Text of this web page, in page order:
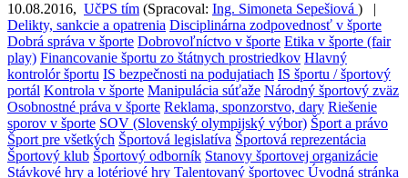
10.08.2016, UčPS tím (Spracoval: Ing. Simoneta Sepešiová ) |
Delikty, sankcie a opatrenia Disciplinárna zodpovednosť v športe
Dobrá správa v športe Dobrovoľníctvo v športe Etika v športe (fair
play) Financovanie športu zo štátnych prostriedkov Hlavný
kontrolór športu IS bezpečnosti na podujatiach IS športu / športový
portál Kontrola v športe Manipulácia súťaže Národný športový zväz
Osobnostné práva v športe Reklama, sponzorstvo, dary Riešenie
sporov v športe SOV (Slovenský olympijský výbor) Šport a právo
Šport pre všetkých Športová legislatíva Športová reprezentácia
Športový klub Športový odborník Stanovy športovej organizácie
Stávkové hry a lotériové hry Talentovaný športovec Úvodná stránka